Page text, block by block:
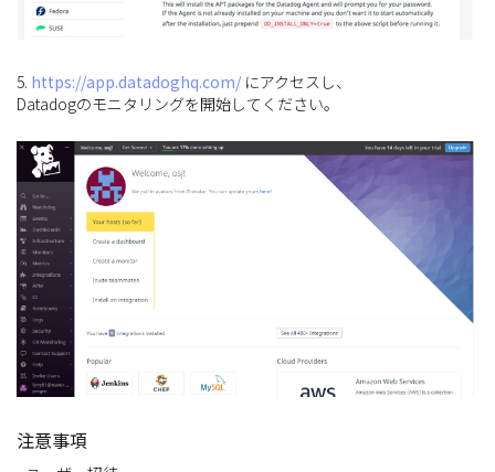
5. https://app.datadoghq.com/ にアクセスし、
Datadogのモニタリングを開始してください。
注意事項